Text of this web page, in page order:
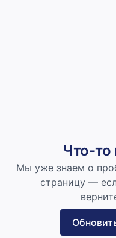
Что-то
Мы уже знаем о
страницу —